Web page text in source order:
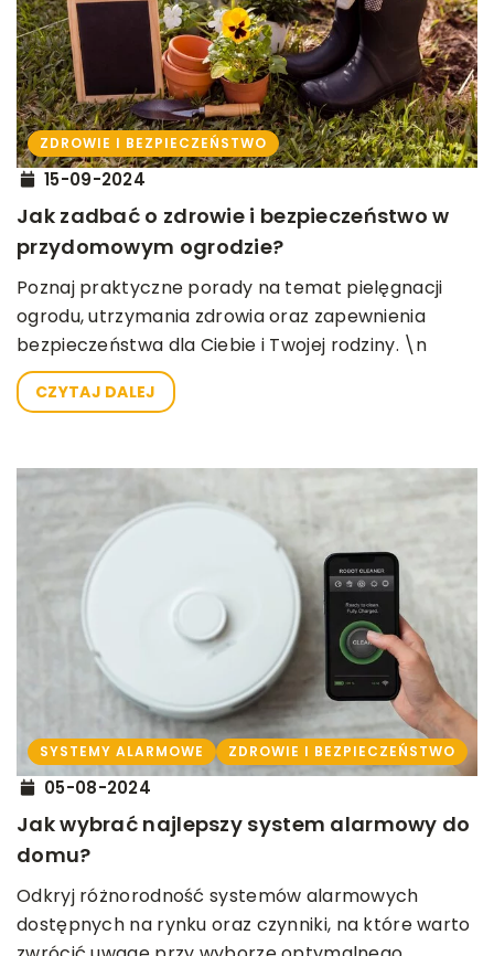
ZDROWIE I BEZPIECZEŃSTWO
15-09-2024
Jak zadbać o zdrowie i bezpieczeństwo w
przydomowym ogrodzie?
Poznaj praktyczne porady na temat pielęgnacji
ogrodu, utrzymania zdrowia oraz zapewnienia
bezpieczeństwa dla Ciebie i Twojej rodziny. \n
CZYTAJ DALEJ
SYSTEMY ALARMOWE ZDROWIE I BEZPIECZEŃSTWO
05-08-2024
Jak wybrać najlepszy system alarmowy do
domu?
Odkryj różnorodność systemów alarmowych
dostępnych na rynku oraz czynniki, na które warto